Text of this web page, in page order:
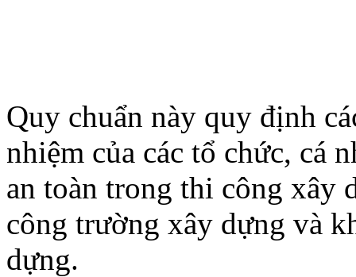
Quy chuẩn này quy định
nhiệm của các tổ chức, cá
an toàn trong thi công xây
công trường xây dựng và
dựng.